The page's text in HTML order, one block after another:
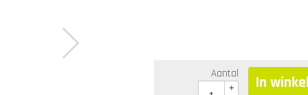
Aantal
+
In